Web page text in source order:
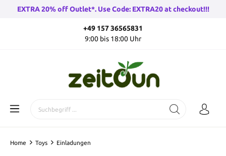
EXTRA 20% off Outlet*. Use Code: EXTRA20 at checkout!!!
+49 157 36565831
9:00 bis 18:00 Uhr
Home Toys Einladungen